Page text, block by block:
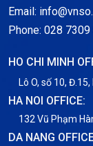
Thông tin chung
Tin tức
Email:
Phone: 028
HO CHI MINH
Lô O, số 10,
HA NOI OFFICE:
132 Vũ Phạm
DA NANG